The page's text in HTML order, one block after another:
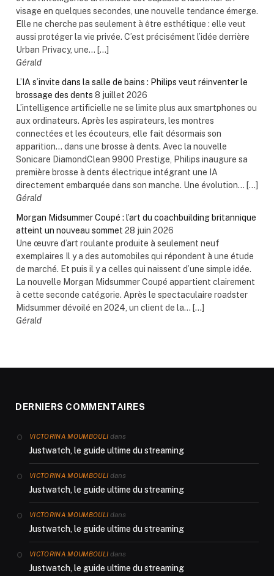
visage en quelques secondes, une nouvelle tendance émerge.
Elle ne cherche pas seulement à être esthétique : elle veut
aussi protéger la vie privée. C’est précisément l’idée derrière
Urban Privacy, une... […]
Gérald
L’IA s’invite dans la salle de bains : Philips veut réinventer le
brossage des dents 8 juillet 2026
L’intelligence artificielle ne se limite plus aux smartphones ou
aux ordinateurs. Après les aspirateurs, les montres
connectées et les écouteurs, elle fait désormais son
apparition… dans une brosse à dents. Avec la nouvelle
Sonicare DiamondClean 9900 Prestige, Philips inaugure sa
première brosse à dents électrique intégrant une IA
directement embarquée dans son manche. Une évolution... […]
Gérald
Morgan Midsummer Coupé : l’art du coachbuilding britannique
atteint un nouveau sommet 28 juin 2026
Une œuvre d’art roulante produite à seulement neuf
exemplaires Il y a des automobiles qui répondent à une étude
de marché. Et puis il y a celles qui naissent d’une simple idée.
La nouvelle Morgan Midsummer Coupé appartient clairement
à cette seconde catégorie. Après le spectaculaire roadster
Midsummer dévoilé en 2024, un client de la... […]
Gérald
DERNIERS COMMENTAIRES
VICTORINA MOUMBOULI dans
Justwatch, le guide ultime du streaming
VICTORINA MOUMBOULI dans
Justwatch, le guide ultime du streaming
VICTORINA MOUMBOULI dans
Justwatch, le guide ultime du streaming
VICTORINA MOUMBOULI dans
Justwatch, le guide ultime du streaming